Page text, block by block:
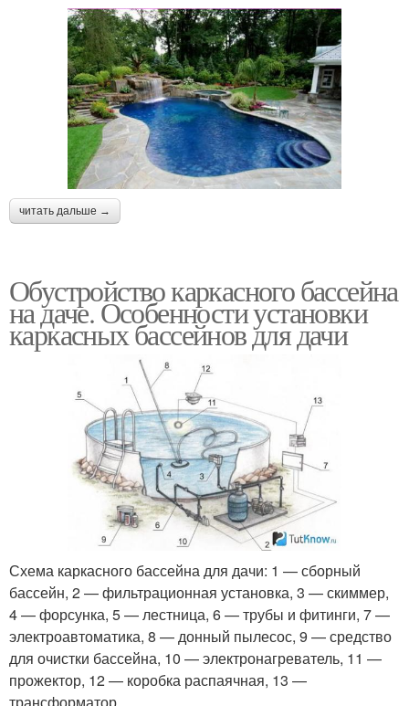
читать дальше →
Обустройство каркасного бассейна
на даче. Особенности установки
каркасных бассейнов для дачи
Схема каркасного бассейна для дачи: 1 — сборный
бассейн, 2 — фильтрационная установка, 3 — скиммер,
4 — форсунка, 5 — лестница, 6 — трубы и фитинги, 7 —
электроавтоматика, 8 — донный пылесос, 9 — средство
для очистки бассейна, 10 — электронагреватель, 11 —
прожектор, 12 — коробка распаячная, 13 —